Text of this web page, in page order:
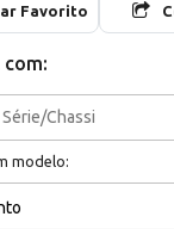
Favorito
modelo: